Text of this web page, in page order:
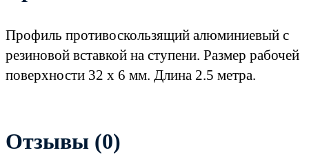
Профиль противоскользящий алюминиевый с
резиновой вставкой на ступени. Размер рабочей
поверхности 32 х 6 мм. Длина 2.5 метра.
Отзывы (0)